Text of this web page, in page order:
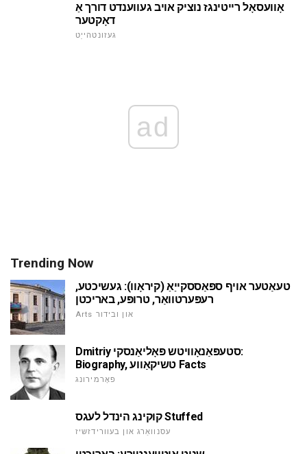
אָוועסאָל רייטינגז נוציק אויב געווענדט דורך אַ
דאָקטער
געזונטהייַט
ad
Trending Now
טעאַטער אויף ספּאַססקייַאַ (קיראָוו): געשיכטע,
רעפּערטוואַר, טרופּע, באריכטן
Arts און ובידור
Dmitriy סטעפּאַנאָוויטש פּאָליאַנסקי:
Biography, טשיקאַווע Facts
פאָרמירונג
קוקינג הינדל לעגס Stuffed
עסנוואַרג און בעוורידזשיז